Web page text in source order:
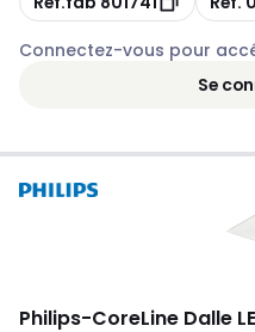
Connectez-vous pour
Se
Philips-CoreLine Dalle